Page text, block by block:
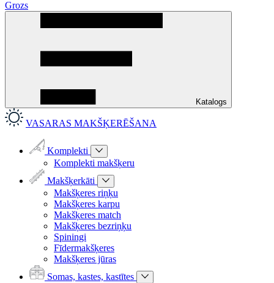
Grozs
Katalogs
VASARAS MAKŠĶERĒŠANA
Komplekti
Komplekti makšķeru
Makšķerkāti
Makšķeres riņķu
Makšķeres karpu
Makšķeres match
Makšķeres bezriņķu
Spiningi
Fīdermakšķeres
Makšķeres jūras
Somas, kastes, kastītes